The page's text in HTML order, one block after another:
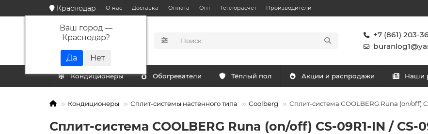
Краснодар
Ваш город —
Краснодар?
О нас Доставка Оплата Опт Теплорасчет Производители
КАТАЛОГ
+7 (861) 203-
Кондиционеры Обогреватели Тёплый пол Акции и распродажи Наши
Кондиционеры Сплит-системы настенного типа Coolberg Сплит-система СOOLBERG Runa (on/off)
Сплит-система СOOLBERG Runa (on/off) CS-09R1-IN / CS-